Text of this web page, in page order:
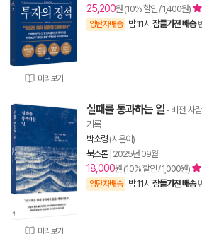
미리보기
25,200원 (10% 할인 / 1,400원)
양탄자배송 밤 11시 잠들기전 배송
미리보기
실패를 통과하는 일 - 비전, 사
기록
박소령(지은이)
북스톤| 2025년 09월
18,000원 (10% 할인 / 1,000원)
양탄자배송 밤 11시 잠들기전 배송